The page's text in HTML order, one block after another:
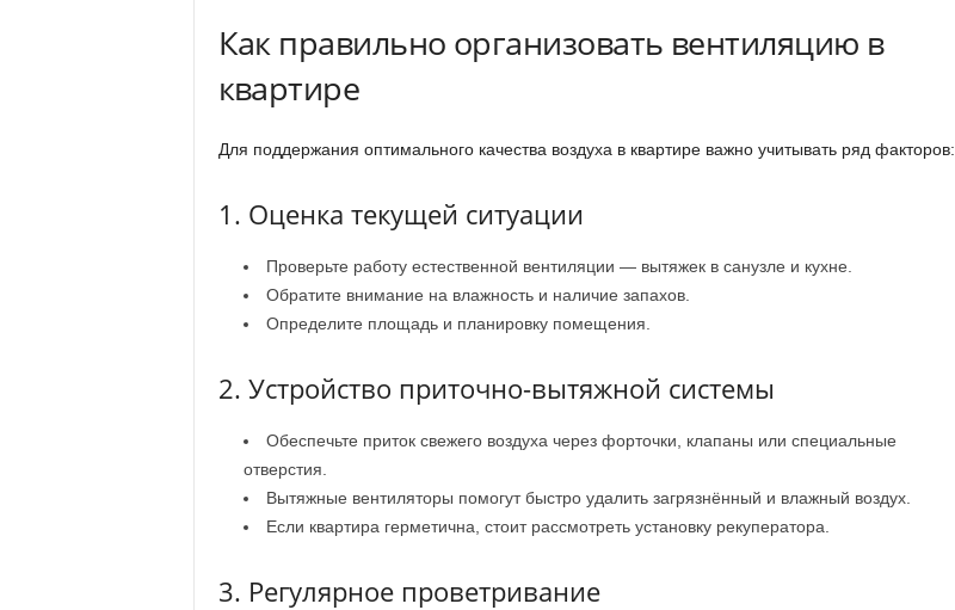
Как правильно организовать вентиляцию в
квартире
Для поддержания оптимального качества воздуха в квартире важно учитывать ряд факторов:
1. Оценка текущей ситуации
Проверьте работу естественной вентиляции — вытяжек в санузле и кухне.
Обратите внимание на влажность и наличие запахов.
Определите площадь и планировку помещения.
2. Устройство приточно-вытяжной системы
Обеспечьте приток свежего воздуха через форточки, клапаны или специальные
отверстия.
Вытяжные вентиляторы помогут быстро удалить загрязнённый и влажный воздух.
Если квартира герметична, стоит рассмотреть установку рекуператора.
3. Регулярное проветривание